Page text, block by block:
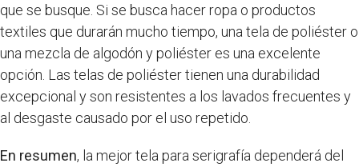
que se busque. Si se busca hacer ropa o productos
textiles que durarán mucho tiempo, una tela de poliéster o
una mezcla de algodón y poliéster es una excelente
opción. Las telas de poliéster tienen una durabilidad
excepcional y son resistentes a los lavados frecuentes y
al desgaste causado por el uso repetido.
En resumen, la mejor tela para serigrafía dependerá del